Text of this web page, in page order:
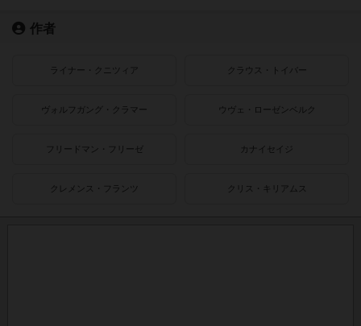
作者
ライナー・クニツィア クラウス・トイバー
ヴォルフガング・クラマー ウヴェ・ローゼンベルク
フリードマン・フリーゼ カナイセイジ
クレメンス・フランツ クリス・キリアムス